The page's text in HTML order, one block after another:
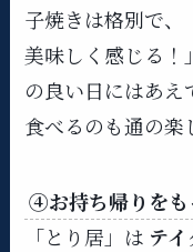
子焼きは格別で、
美味しく感じる
の良い日にはあ
食べるのも通の楽
④お持ち帰りをも
「とり居」は テ